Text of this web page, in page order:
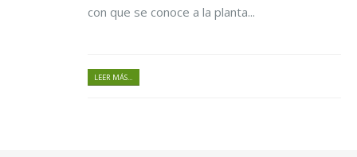
con que se conoce a la planta...
LEER MÁS...